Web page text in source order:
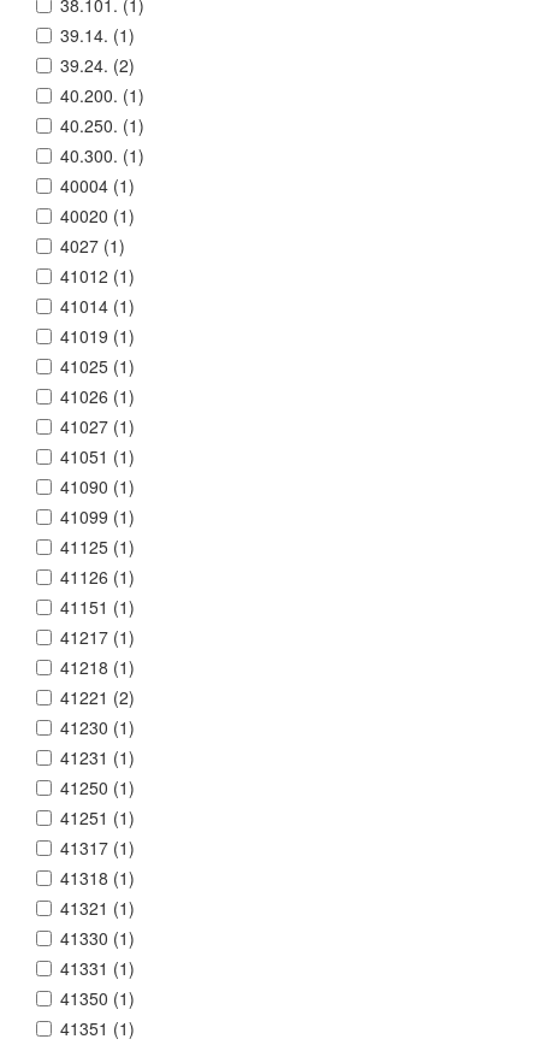
38.101. (1 )
39.14. (1)
39.24. (2)
40.200. (1)
40.250. (1)
40.300. (1)
40004 (1)
40020 (1)
4027 (1)
41012 (1)
41014 (1)
41019 (1)
41025 (1)
41026 (1)
41027 (1)
41051 (1)
41090 (1)
41099 (1)
41125 (1)
41126 (1)
41151 (1)
41217 (1)
41218 (1)
41221 (2)
41230 (1)
41231 (1)
41250 (1)
41251 (1)
41317 (1)
41318 (1)
41321 (1)
41330 (1)
41331 (1)
41350 (1)
41351 (1)